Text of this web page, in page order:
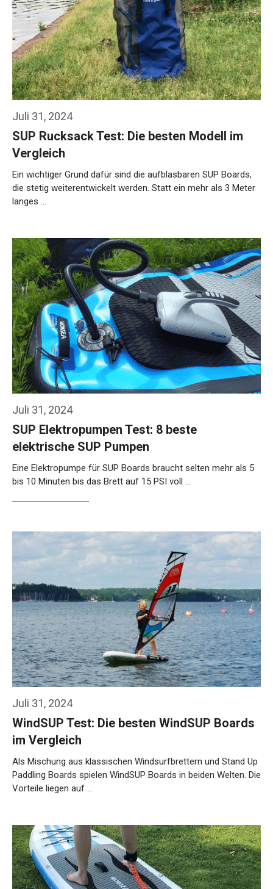
Juli 31, 2024
SUP Rucksack Test: Die besten Modell im
Vergleich
Ein wichtiger Grund dafür sind die aufblasbaren SUP Boards,
die stetig weiterentwickelt werden. Statt ein mehr als 3 Meter
langes …
Juli 31, 2024
SUP Elektropumpen Test: 8 beste
elektrische SUP Pumpen
Eine Elektropumpe für SUP Boards braucht selten mehr als 5
bis 10 Minuten bis das Brett auf 15 PSI voll …
Juli 31, 2024
WindSUP Test: Die besten WindSUP Boards
im Vergleich
Als Mischung aus klassischen Windsurfbrettern und Stand Up
Paddling Boards spielen WindSUP Boards in beiden Welten. Die
Vorteile liegen auf …